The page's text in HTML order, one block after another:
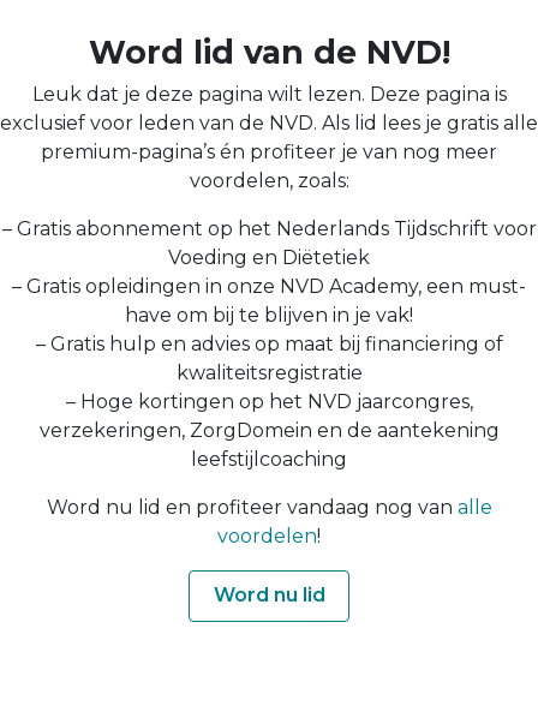
Word lid van de NVD!
Leuk dat je deze pagina wilt lezen. Deze pagina is
exclusief voor leden van de NVD. Als lid lees je gratis alle
premium-pagina’s én profiteer je van nog meer
voordelen, zoals:
– Gratis abonnement op het Nederlands Tijdschrift voor
Voeding en Diëtetiek
– Gratis opleidingen in onze NVD Academy, een must-
have om bij te blijven in je vak!
– Gratis hulp en advies op maat bij financiering of
kwaliteitsregistratie
– Hoge kortingen op het NVD jaarcongres,
verzekeringen, ZorgDomein en de aantekening
leefstijlcoaching
Word nu lid en profiteer vandaag nog van alle
voordelen!
Word nu lid